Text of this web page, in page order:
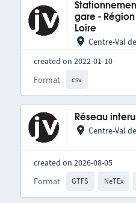
gare -
Loire
Centre-Val
created on 2022-01-10
Format
csv
Réseau
Centre-Val
created on 2026-08-05
Format
GTFS NeTEx